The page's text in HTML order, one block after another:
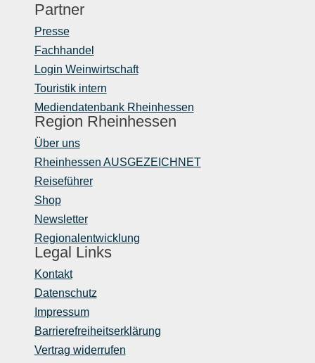
Partner
Presse
Fachhandel
Login Weinwirtschaft
Touristik intern
Mediendatenbank Rheinhessen
Region Rheinhessen
Über uns
Rheinhessen AUSGEZEICHNET
Reiseführer
Shop
Newsletter
Regionalentwicklung
Legal Links
Kontakt
Datenschutz
Impressum
Barrierefreiheitserklärung
Vertrag widerrufen